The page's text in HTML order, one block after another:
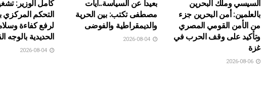
السيسي وملك البحرين
بالعلمين: أمن البحرين جزء
من الأمن القومي المصري
وتأكيد على وقف الحرب في
غزة
بعيداً عن السياسة..آيات
مصطفى تكتب: بين الحرية
والديمقراطية والفوضى
كامل الوزير:
التحكم المركزي
لرفع كفاءة
الحديدية بالوجه